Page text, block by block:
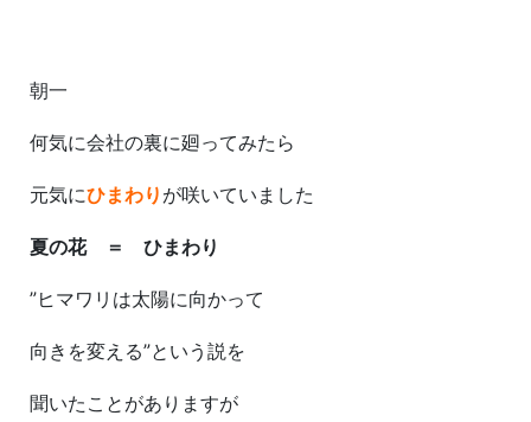
朝一
何気に会社の裏に廻ってみたら
元気にひまわり が咲いていました
夏の花 ＝ ひまわり
”ヒマワリは太陽に向かって
向きを変える”という説を
聞いたことがありますが